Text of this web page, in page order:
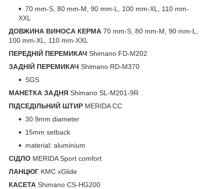
70 mm-S, 80 mm-M, 90 mm-L, 100 mm-XL, 110 mm-
XXL
ДОВЖИНА ВИНОСА КЕРМА 70 mm-S, 80 mm-M, 90 mm-L,
100 mm-XL, 110 mm-XXL
ПЕРЕДНІЙ ПЕРЕМИКАЧ Shimano FD-M202
ЗАДНІЙ ПЕРЕМИКАЧ Shimano RD-M370
SGS
МАНЕТКА ЗАДНЯ Shimano SL-M201-9R
ПІДСЕДІЛЬНИЙ ШТИР MERIDA CC
30.9mm diameter
15mm setback
material: aluminium
СІДЛО MERIDA Sport comfort
ЛАНЦЮГ KMC xGlide
КАСЕТА Shimano CS-HG200